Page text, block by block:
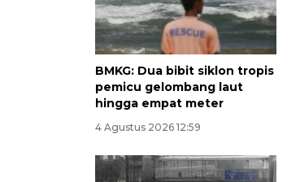
BMKG: Dua bibit siklon tropis
pemicu gelombang laut
hingga empat meter
4 Agustus 2026 12:59